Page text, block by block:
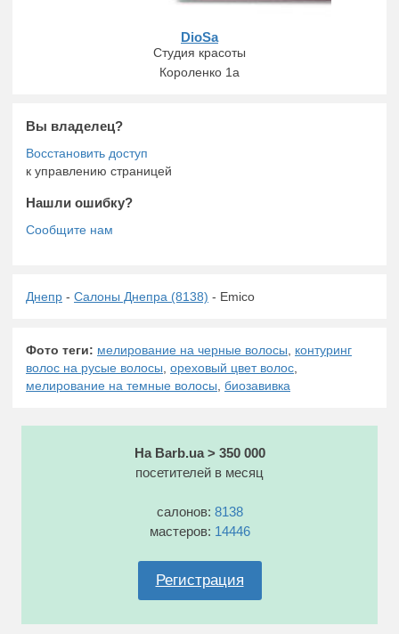
DioSa
Студия красоты
Короленко 1а
Вы владелец?
к управлению страницей
Нашли ошибку?
Днепр - Салоны Днепра (8138) - Emico
Фото теги: мелирование на черные волосы
контуринг
волос на русые волосы ореховый цвет волос
мелирование на темные волосы биозавивка
На Barb.ua > 350 000
посетителей в месяц
салонов: 8138
мастеров: 14446
Регистрация